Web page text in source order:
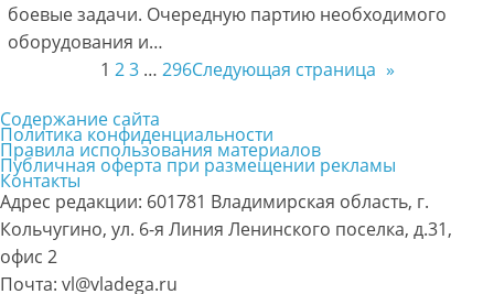
боевые задачи. Очередную партию необходимого
оборудования и…
1 2 3 … 296Следующая страница »
Содержание сайта
Политика конфиденциальности
Правила использования материалов
Публичная оферта при размещении рекламы
Контакты
Адрес редакции: 601781 Владимирская область, г.
Кольчугино, ул. 6-я Линия Ленинского поселка, д.31,
офис 2
Почта: vl@vladega.ru